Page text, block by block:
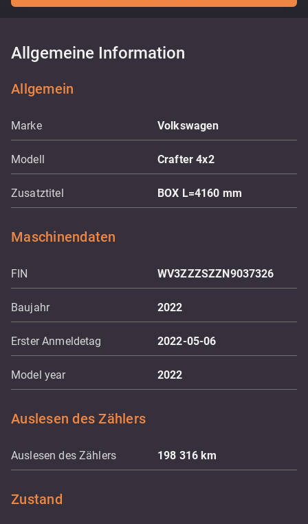
Allgemeine Information
Allgemein
Marke Volkswagen
Modell Crafter 4x2
Zusatztitel BOX L=4160 mm
Maschinendaten
FIN WV3ZZZSZZN9037326
Baujahr 2022
Erster Anmeldetag 2022-05-06
Model year 2022
Auslesen des Zählers
Auslesen des Zählers 198 316km
Zustand